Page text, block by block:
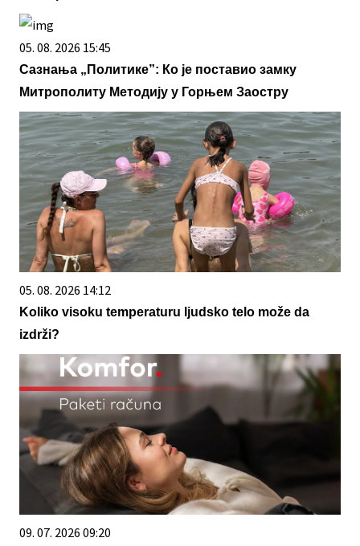
05. 08. 2026 15:45
Сазнања „Политике”: Ко је поставио замку
Митрополиту Методију у Горњем Заостру
05. 08. 2026 14:12
Koliko visoku temperaturu ljudsko telo može da
izdrži?
09. 07. 2026 09:20